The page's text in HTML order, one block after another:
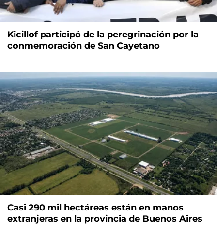
Kicillof participó de la peregrinación por la
conmemoración de San Cayetano
Casi 290 mil hectáreas están en manos
extranjeras en la provincia de Buenos Aires